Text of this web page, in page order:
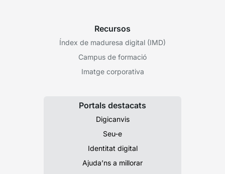
Recursos
Índex de maduresa digital (IMD)
Campus de formació
Imatge corporativa
Portals destacats
Digicanvis
Seu-e
Identitat digital
Ajuda’ns a millorar